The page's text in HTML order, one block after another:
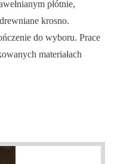
płótnie,
krosno.
do wyboru. Prace
materiałach